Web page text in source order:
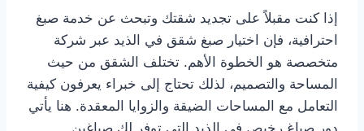
إذا كنت مقبلاً على تجديد شقتك وتبحث عن خدمة صبغ
احترافية، فإن اختيار صبغ شقق في الذيد عبر شركة
متخصصة هو الخطوة الأهم. تختلف الشقق من حيث
المساحة والتصميم، لذلك تحتاج إلى خبراء يعرفون كيفية
التعامل مع المساحات الضيقة والزوايا المعقدة. هنا يأتي